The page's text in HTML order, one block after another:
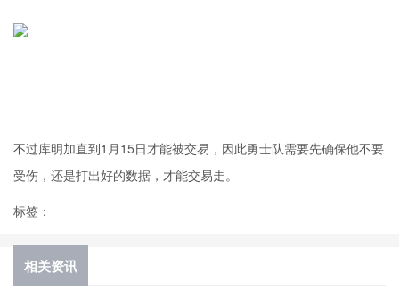
不过库明加直到1月15日才能被交易，因此勇士队需要先确保他不要
受伤，还是打出好的数据，才能交易走。
标签：
相关资讯